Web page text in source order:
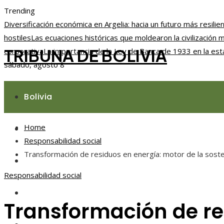
Trending
Diversificación económica en Argelia: hacia un futuro más
hostilesLas ecuaciones históricas que moldearon la civilización
corporativaLa importancia de la Ley de Banca de 1933 en la
sábado, agosto 8
TRIBUNA DE BOLIVIA
Bolivia
Responsabilidad social
Ciencia y tecnología
Home
Responsabilidad social
Transformación de residuos en energía: motor de la
Responsabilidad social
Transformación de